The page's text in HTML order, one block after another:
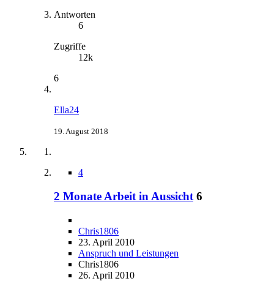
Antworten
6
Zugriffe
12k
6
Ella24
19. August 2018
4
2 Monate Arbeit in Aussicht 6
Chris1806
23. April 2010
Anspruch und Leistungen
Chris1806
26. April 2010